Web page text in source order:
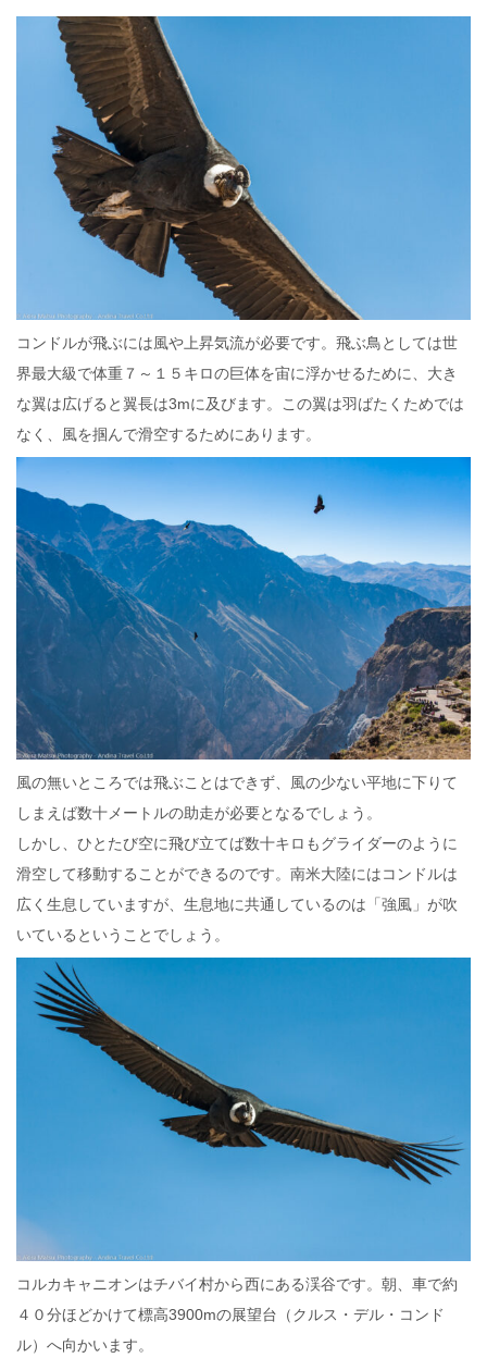
コンドルが飛ぶには風や上昇気流が必要です。飛ぶ鳥としては世
界最大級で体重７～１５キロの巨体を宙に浮かせるために、大き
な翼は広げると翼長は3mに及びます。この翼は羽ばたくためでは
なく、風を掴んで滑空するためにあります。
風の無いところでは飛ぶことはできず、風の少ない平地に下りて
しまえば数十メートルの助走が必要となるでしょう。
しかし、ひとたび空に飛び立てば数十キロもグライダーのように
滑空して移動することができるのです。南米大陸にはコンドルは
広く生息していますが、生息地に共通しているのは「強風」が吹
いているということでしょう。
コルカキャニオンはチバイ村から西にある渓谷です。朝、車で約
４０分ほどかけて標高3900mの展望台（クルス・デル・コンド
ル）へ向かいます。